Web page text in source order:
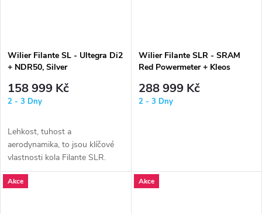
Wilier Filante SL - Ultegra Di2
+ NDR50, Silver
158 999 Kč
2 - 3 Dny
Lehkost, tuhost a
aerodynamika, to jsou klíčové
vlastnosti kola Filante SLR.
Novinka v podobě verze SL
přejímá...
Wilier Filante SLR - SRAM
Red Powermeter + Kleos
288 999 Kč
2 - 3 Dny
Akce Akce